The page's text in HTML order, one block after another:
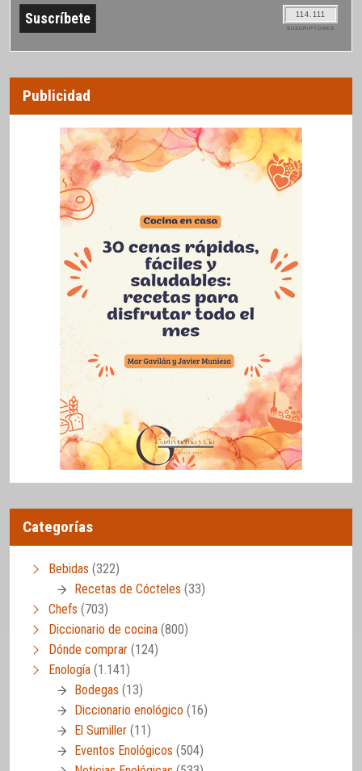
114.111
SUSCRIPTORES
Publicidad
Categorías
Bebidas (322)
Recetas de Cócteles (33)
Chefs (703)
Diccionario de cocina (800)
Dónde comprar (124)
Enología (1.141)
Bodegas (13)
Diccionario enológico (16)
El Sumiller (11)
Eventos Enológicos (504)